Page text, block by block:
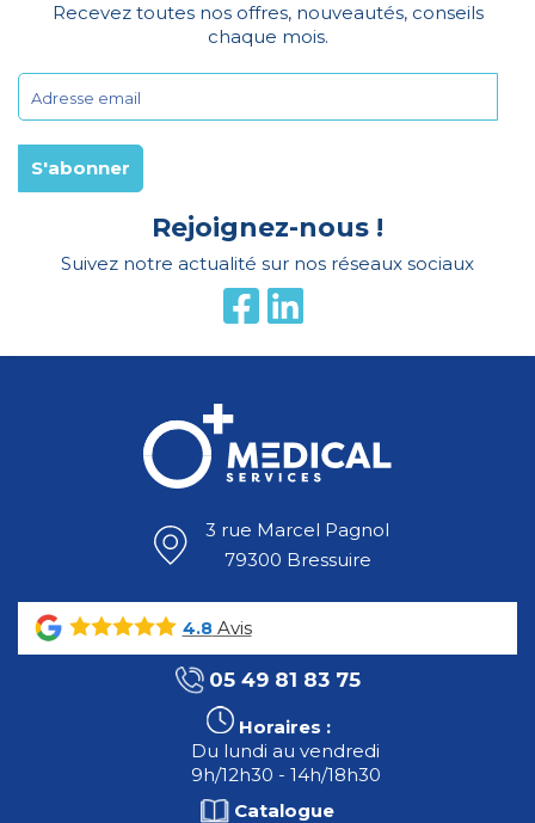
Recevez toutes nos offres, nouveautés, conseils
chaque mois.
Rejoignez-nous !
Suivez notre actualité sur nos réseaux sociaux
3 rue Marcel Pagnol
79300 Bressuire
4.8Avis
05 49 81 83 75
Horaires :
Du lundi au vendredi
9h/12h30 - 14h/18h30
Catalogue